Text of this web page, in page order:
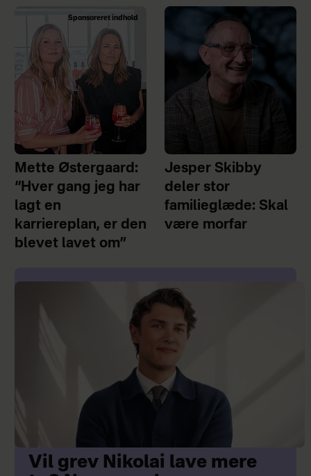
Sponsoreret indhold
Mette Østergaard:
“Hver gang jeg har
lagt en
karriereplan, er den
blevet lavet om”
Jesper Skibby
deler stor
familieglæde: Skal
være morfar
Vil grev Nikolai lave mere